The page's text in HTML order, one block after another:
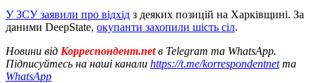
У ЗСУ заявили про відхід з деяких позицій на Харківщині. За
даними DeepState, окупанти захопили шість сіл.
Новини від Корреспондент.netв Telegram та WhatsApp.
Підписуйтесь на наші канали https://t.me/korrespondentnetта
WhatsApp